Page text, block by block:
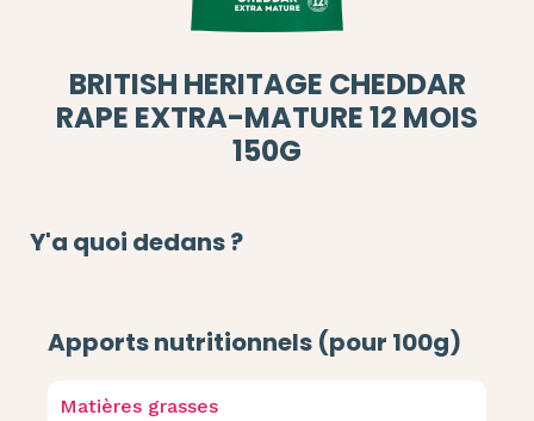
BRITISH HERITAGE CHEDDAR
RAPE EXTRA-MATURE 12 MOIS
150G
Y'a quoi dedans ?
Apports nutritionnels (pour 100g)
Matières grasses